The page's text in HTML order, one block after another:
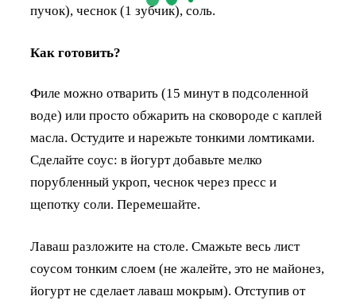
пучок), чеснок (1 зубчик), соль.
Как готовить?
Филе можно отварить (15 минут в подсоленной
воде) или просто обжарить на сковороде с каплей
масла. Остудите и нарежьте тонкими ломтиками.
Сделайте соус: в йогурт добавьте мелко
порубленный укроп, чеснок через пресс и
щепотку соли. Перемешайте.
Лаваш разложите на столе. Смажьте весь лист
соусом тонким слоем (не жалейте, это не майонез,
йогурт не сделает лаваш мокрым). Отступив от